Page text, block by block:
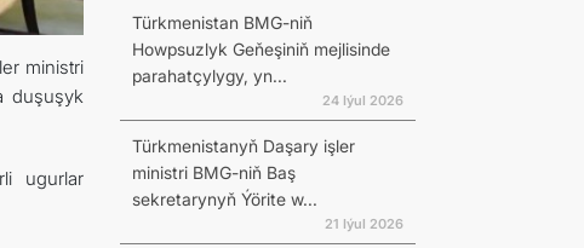
ministri
duşuşyk
ugurlar
Türkmenistan BMG-niň
Howpsuzlyk Geňeşiniň mejlisinde
parahatçylygy, yn...
24 Iýul 2026
Türkmenistanyň Daşary işler
ministri BMG-niň Baş
sekretarynyň Ýörite w...
21 Iýul 2026